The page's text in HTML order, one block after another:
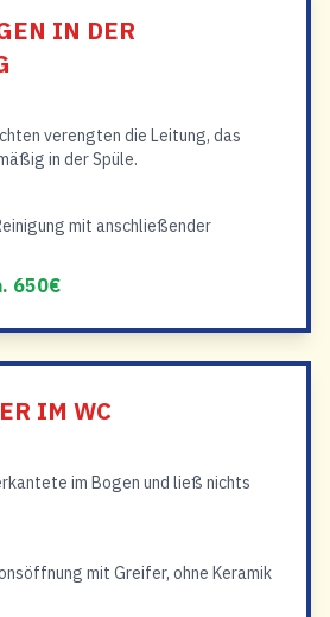
IN DER
verengten die Leitung, das
in der Spüle.
mit anschließender
650€
IM WC
im Bogen und ließ nichts
mit Greifer, ohne Keramik